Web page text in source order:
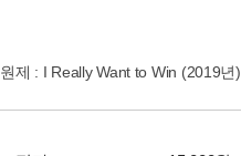
원제 : I Really Want to Win (2019년)